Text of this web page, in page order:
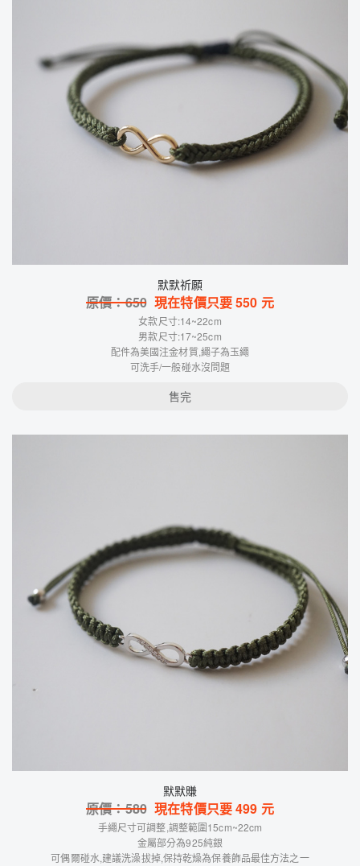
默默祈願
原價：650 現在特價只要550 元
女款尺寸:14~22cm
男款尺寸:17~25cm
配件為美國注金材質,繩子為玉繩
可洗手/一般碰水沒問題
售完
默默賺
原價：580 現在特價只要499 元
手繩尺寸可調整,調整範圍15cm~22cm
金屬部分為925純銀
可偶爾碰水,建議洗澡拔掉,保持乾燥為保養飾品最佳方法之一